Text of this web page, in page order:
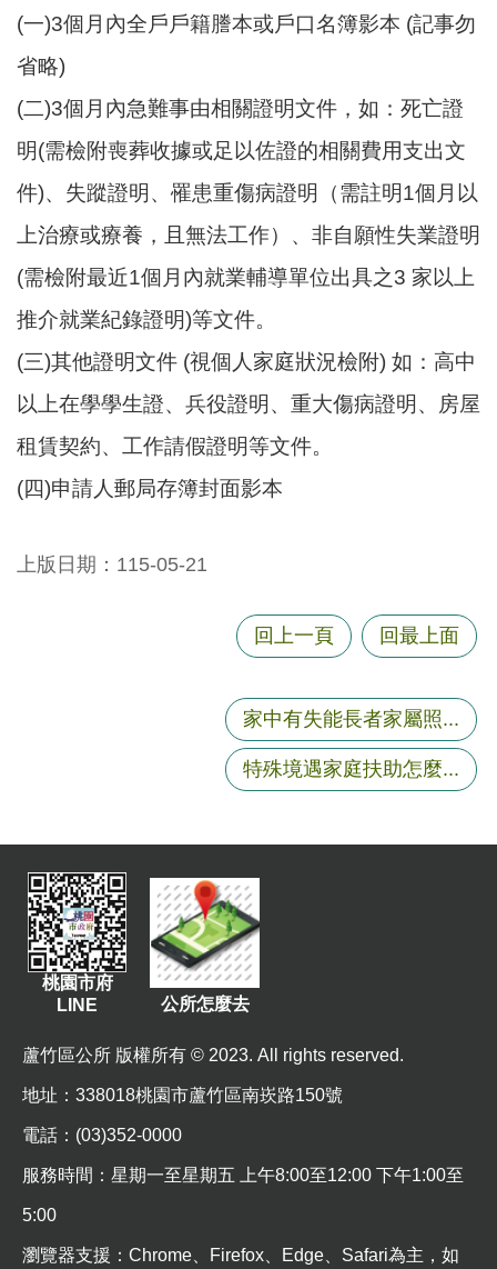
紹
訊
公
告
生
便
民
資
訊
機
關
通
訊
資
市
政
信
箱
問
題
桃
市
政
(一)3個月內全戶戶籍謄本或戶口名簿影本 (記事勿
省略)
(二)3個月內急難事由相關證明文件，如：死亡證
明(需檢附喪葬收據或足以佐證的相關費用支出文
件)、失蹤證明、罹患重傷病證明（需註明1個月以
上治療或療養，且無法工作）、非自願性失業證明
(需檢附最近1個月內就業輔導單位出具之3 家以上
推介就業紀錄證明)等文件。
(三)其他證明文件 (視個人家庭狀況檢附) 如：高中
以上在學學生證、兵役證明、重大傷病證明、房屋
租賃契約、工作請假證明等文件。
(四)申請人郵局存簿封面影本
上版日期：115-05-21
回上一頁 回最上面
家中有失能長者家屬照...
特殊境遇家庭扶助怎麼...
桃園市府
LINE
公所怎麼去
蘆竹區公所 版權所有 © 2023. All rights reserved.
地址 ：338018桃園市蘆竹區南崁路150號
電話：(03)352-0000
服務時間：星期一至星期五 上午8:00至12:00 下午1:00至
5:00
瀏覽器支援：Chrome、Firefox、Edge、Safari為主，如